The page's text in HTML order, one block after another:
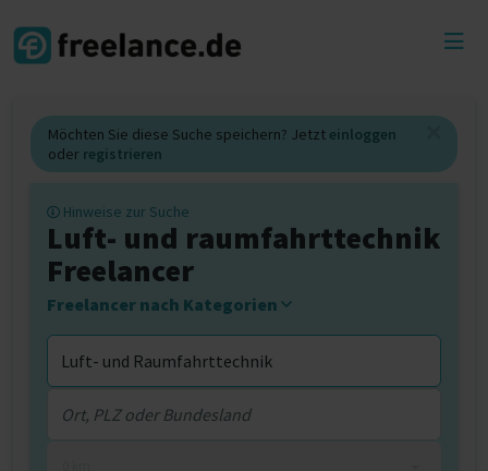
Möchten Sie diese Suche speichern? Jetzt einloggen
oder registrieren
Hinweise zur Suche
Luft- und raumfahrttechnik
Freelancer
Freelancer nach Kategorien